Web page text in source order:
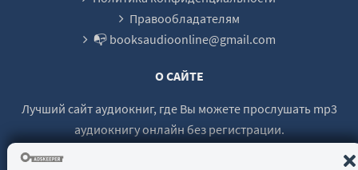
Правообладателям
📭 booksaudioonline@gmail.com
О САЙТЕ
Лучший сайт аудиокниг, где Вы можете прослушать mp3
аудиокнигу онлайн без регистрации.